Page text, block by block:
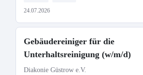
24.07.2026
Gebäudereiniger für die
Unterhaltsreinigung (w/m/d)
Diakonie Güstrow e.V.